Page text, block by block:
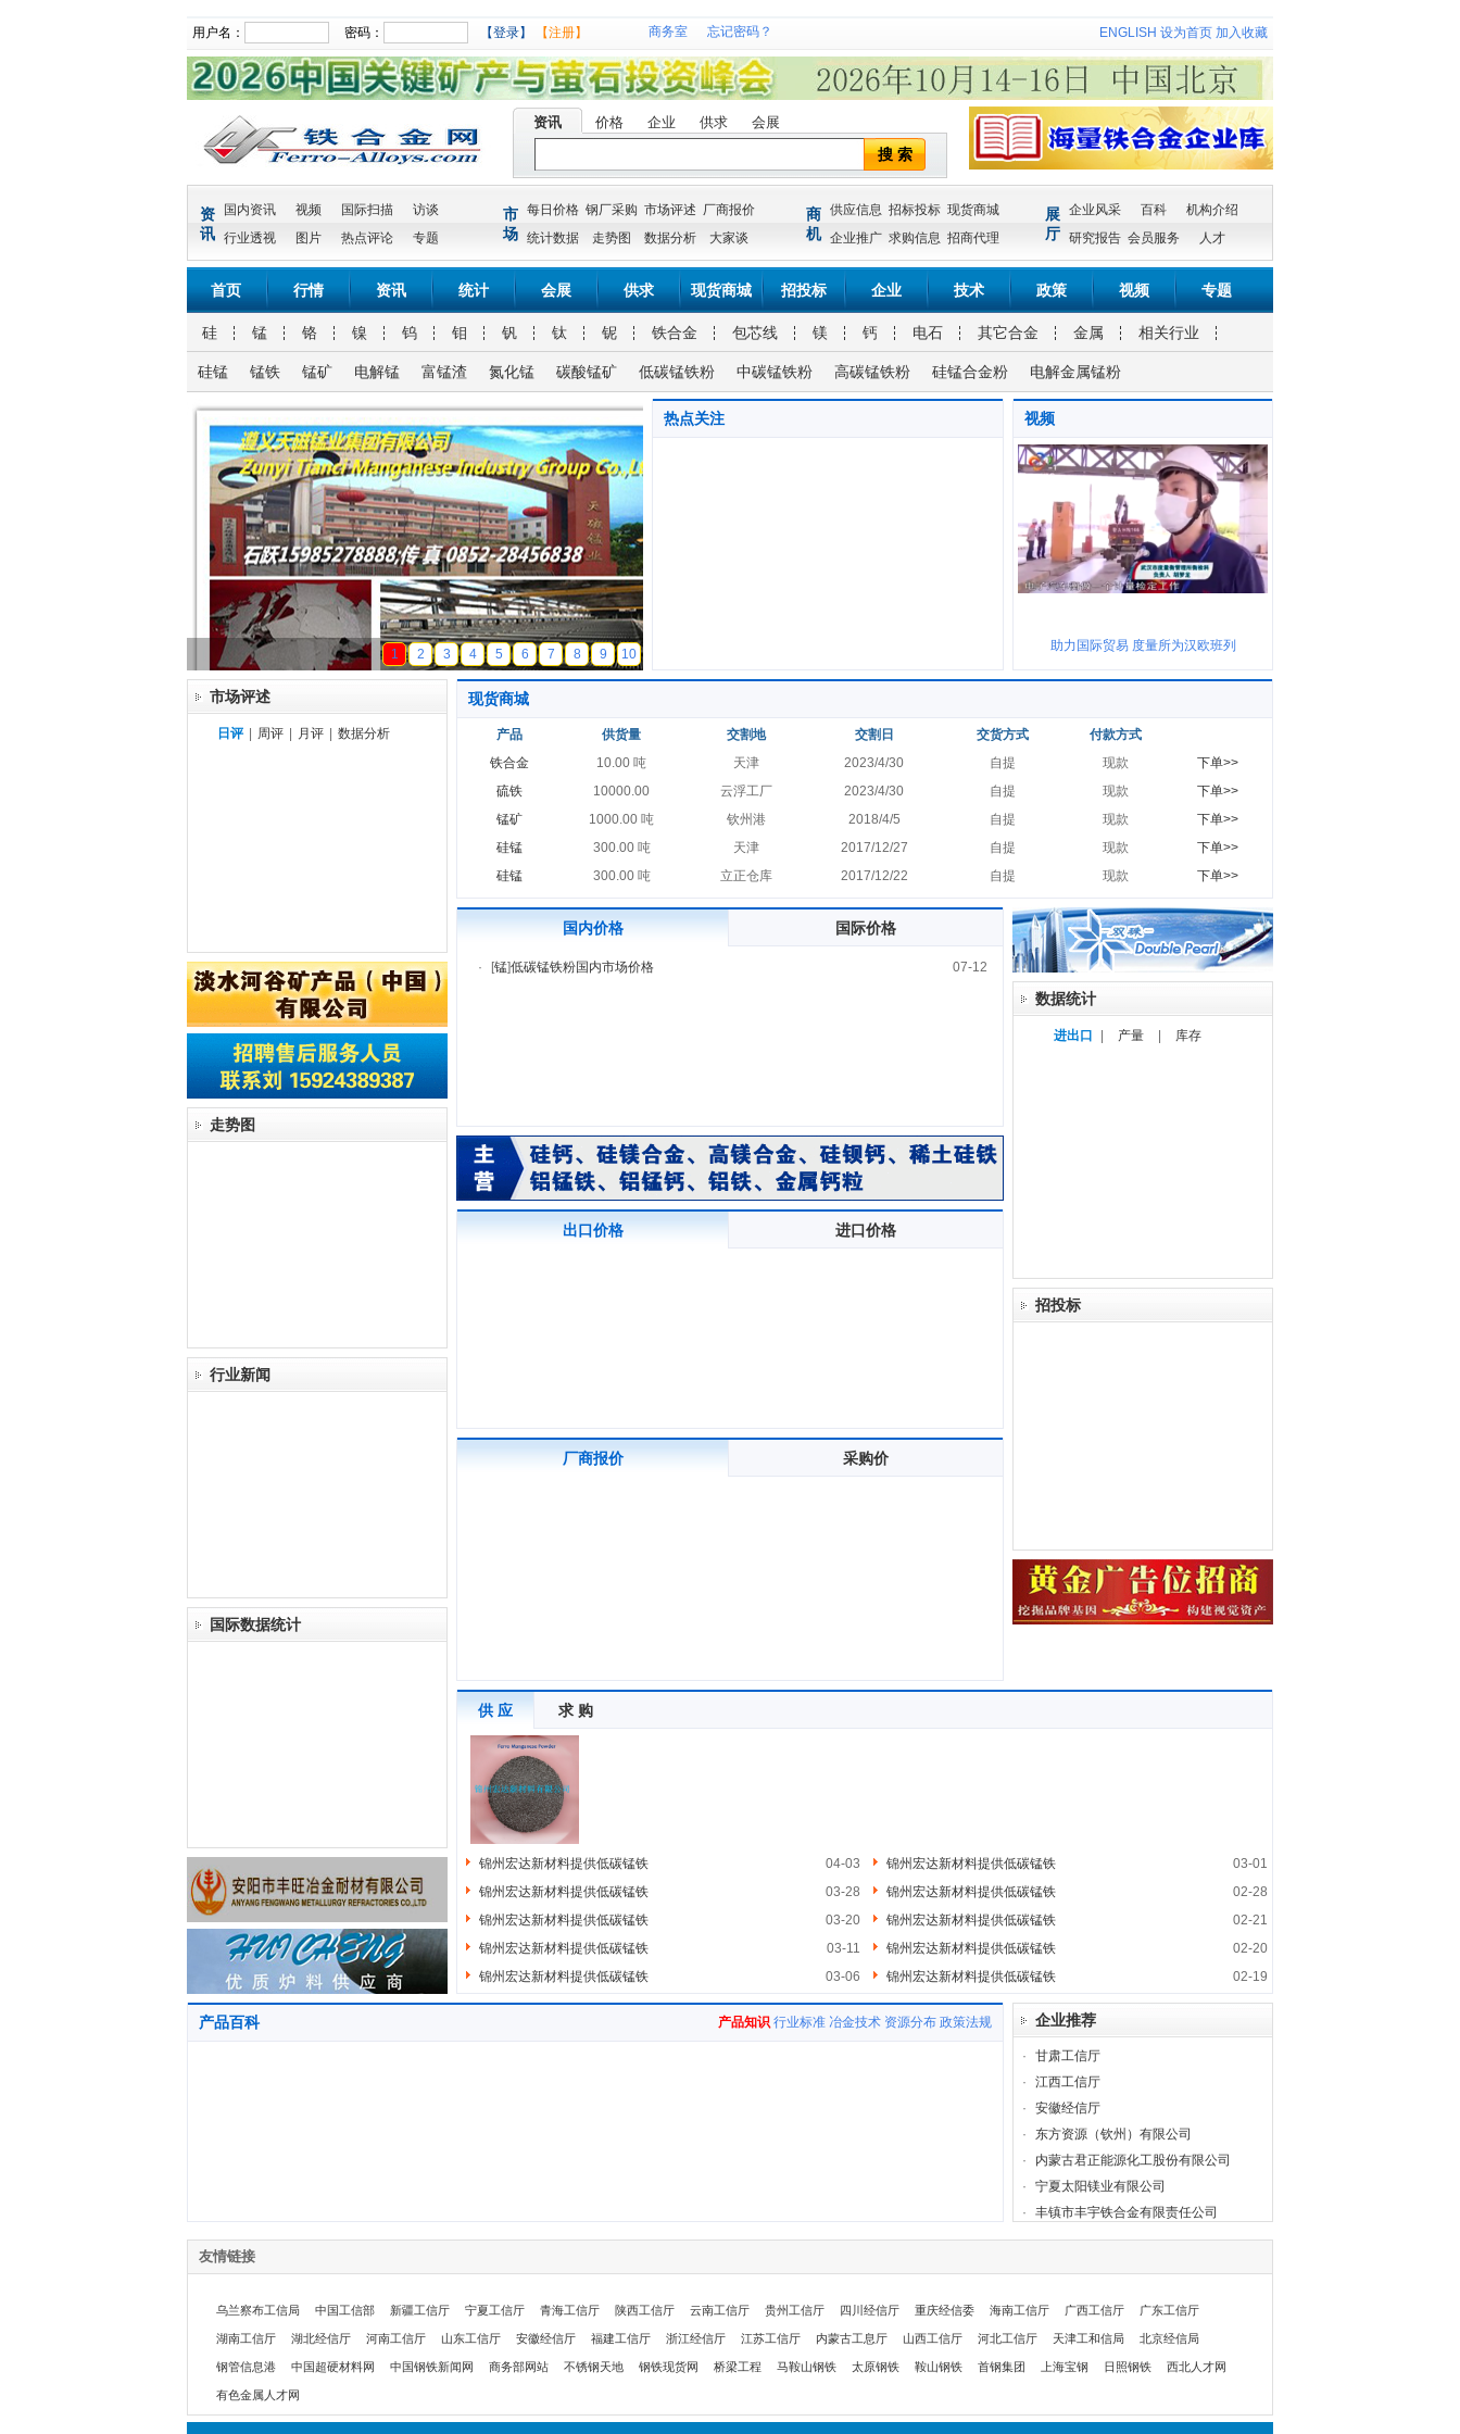
用户名： 密码： 【登录】 【注册】 商务室 忘记密码？ ENGLISH 设为首页 加入收藏
资讯 价格 企业 供求 会展
搜 索
资
讯
国内资讯 视频 国际扫描
访谈
行业透视
图片 热点评论 专题
市
场
每日价格 钢厂采购 市场评述 厂商报价
统计数据
走势图 数据分析 大家谈
商
机
供应信息 招标投标 现货商城
企业推广 求购信息 招商代理
展
厅
企业风采 百科
机构介绍
研究报告 会员服务 人才
首页 行情 资讯 统计 会展 供求 现货商城 招投标 企业 技术 政策 视频 专题
硅 锰 铬 镍 钨 钼 钒 钛 铌 铁合金 包芯线 镁 钙 电石 其它合金 金属 相关行业
硅锰 锰铁 锰矿 电解锰 富锰渣 氮化锰 碳酸锰矿 低碳锰铁粉 中碳锰铁粉 高碳锰铁粉 硅锰合金粉 电解金属锰粉
天磁锰业
1 2 3 4 5 6 7 8 9 10
热点关注 视频
助力国际贸易 度量所为汉欧班列
市场评述
日评 周评 月评 数据分析
走势图
行业新闻
国际数据统计
现货商城
产品 供货量 交割地 交割日 交货方式
付款方式
铁合金
10.00 吨 天津 2023/4/30 自提 现款
下单>>
硫铁
10000.00 云浮工厂 2023/4/30 自提 现款
下单>>
锰矿
1000.00 吨 钦州港 2018/4/5 自提 现款
下单>>
硅锰
300.00 吨 天津 2017/12/27 自提 现款
下单>>
硅锰
300.00 吨 立正仓库 2017/12/22 自提 现款 下单>>
国内价格 国际价格
· [锰]低碳锰铁粉国内市场价格 07-12
出口价格 进口价格
厂商报价 采购价
数据统计
进出口 产量 库存
招投标
供 应 求 购
锦州宏达新材料提供低碳锰铁
04-03
锦州宏达新材料提供低碳锰铁
03-28
锦州宏达新材料提供低碳锰铁
03-20
锦州宏达新材料提供低碳锰铁
03-11
锦州宏达新材料提供低碳锰铁
03-06
锦州宏达新材料提供低碳锰铁
03-01
锦州宏达新材料提供低碳锰铁
02-28
锦州宏达新材料提供低碳锰铁
02-21
锦州宏达新材料提供低碳锰铁
02-20
锦州宏达新材料提供低碳锰铁
02-19
产品百科 产品知识 行业标准 冶金技术 资源分布 政策法规 企业推荐
·
甘肃工信厅
·
江西工信厅
·
安徽经信厅
·
东方资源（钦州）有限公司
·
内蒙古君正能源化工股份有限公司
·
宁夏太阳镁业有限公司
·
丰镇市丰宇铁合金有限责任公司
友情链接
乌兰察布工信局 中国工信部 新疆工信厅 宁夏工信厅 青海工信厅 陕西工信厅 云南工信厅 贵州工信厅 四川经信厅 重庆经信委 海南工信厅 广西工信厅 广东工信厅
湖南工信厅 湖北经信厅 河南工信厅 山东工信厅 安徽经信厅 福建工信厅 浙江经信厅 江苏工信厅 内蒙古工息厅 山西工信厅 河北工信厅 天津工和信局 北京经信局
钢管信息港 中国超硬材料网 中国钢铁新闻网 商务部网站 不锈钢天地 钢铁现货网 桥梁工程 马鞍山钢铁 太原钢铁 鞍山钢铁 首钢集团 上海宝钢 日照钢铁 西北人才网
有色金属人才网